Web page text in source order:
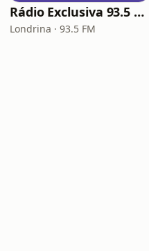
Rádio Exclusiva 93.5 FM
Londrina · 93.5 FM